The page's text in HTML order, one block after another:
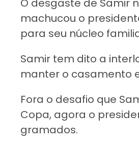
O desgaste de Samir
machucou o
para seu núcleo
Samir tem dito a
manter o casamento
Fora o desafio que
Copa, agora o
gramados.